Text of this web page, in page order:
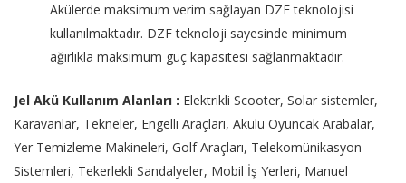
Akülerde maksimum verim sağlayan DZF teknolojisi
kullanılmaktadır. DZF teknoloji sayesinde minimum
ağırlıkla maksimum güç kapasitesi sağlanmaktadır.
Jel Akü Kullanım Alanları : Elektrikli Scooter, Solar sistemler,
Karavanlar, Tekneler, Engelli Araçları, Akülü Oyuncak Arabalar,
Yer Temizleme Makineleri, Golf Araçları, Telekomünikasyon
Sistemleri, Tekerlekli Sandalyeler, Mobil İş Yerleri, Manuel